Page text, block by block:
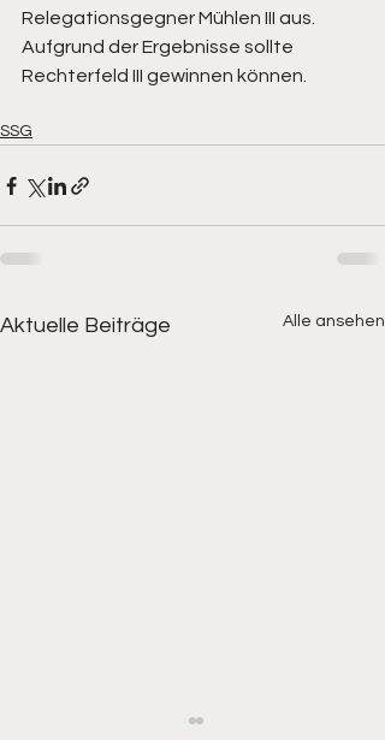
Relegationsgegner Mühlen III aus.
Aufgrund der Ergebnisse sollte
Rechterfeld III gewinnen können.
SSG
Aktuelle Beiträge Alle ansehen